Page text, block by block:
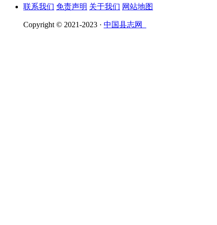
联系我们 免责声明 关于我们 网站地图
Copyright © 2021-2023 · 中国县志网